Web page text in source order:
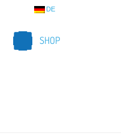
DE
SHOP